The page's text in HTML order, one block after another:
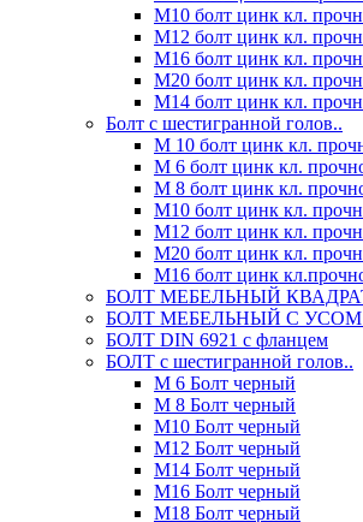
М10 болт цинк кл.
М12 болт цинк кл.
М16 болт цинк кл.
М20 болт цинк кл.
М14 болт цинк кл.
Болт с шестигранной голов..
М 10 болт цинк кл.
М 6 болт цинк кл.
М 8 болт цинк кл.
М10 болт цинк кл.
М12 болт цинк кл.
М20 болт цинк кл.
М16 болт цинк
БОЛТ МЕБЕЛЬНЫЙ
БОЛТ МЕБЕЛЬНЫЙ С УСОМ
БОЛТ DIN 6921 c фланцем
БОЛТ с шестигранной голов..
М 6 Болт черный
М 8 Болт черный
М10 Болт черный
М12 Болт черный
М14 Болт черный
М16 Болт черный
М18 Болт черный